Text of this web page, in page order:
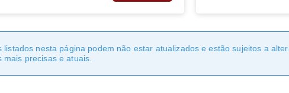
listados nesta página podem não estar atualizados e estão sujeitos a
precisas e atuais.